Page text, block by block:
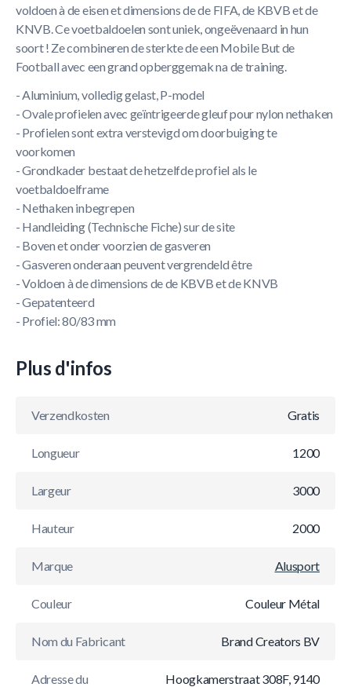
voldoen à de eisen et dimensions de de FIFA, de KBVB et de
KNVB. Ce voetbaldoelen sont uniek, ongeëvenaard in hun
soort ! Ze combineren de sterkte de een Mobile But de
Football avec een grand opberggemak na de training.
- Aluminium, volledig gelast, P-model
- Ovale profielen avec geïntrigeerde gleuf pour nylon nethaken
- Profielen sont extra verstevigd om doorbuiging te
voorkomen
- Grondkader bestaat de hetzelfde profiel als le
voetbaldoelframe
- Nethaken inbegrepen
- Handleiding (Technische Fiche) sur de site
- Boven et onder voorzien de gasveren
- Gasveren onderaan peuvent vergrendeld être
- Voldoen à de dimensions de de KBVB et de KNVB
- Gepatenteerd
- Profiel: 80/83 mm
Plus d'infos
Verzendkosten Gratis
Longueur 1200
Largeur 3000
Hauteur 2000
Marque Alusport
Couleur Couleur Métal
Nom du Fabricant Brand Creators BV
Adresse du
Hoogkamerstraat 308F, 9140